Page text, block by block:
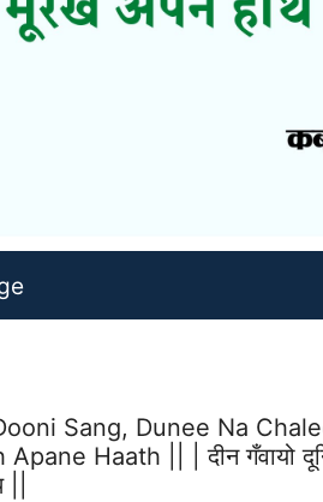
Sang, Dunee Na
Haath || | दीन गँवायो